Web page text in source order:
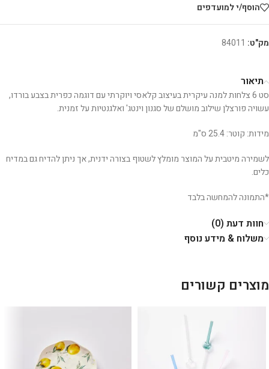
הוסף/י למועדפים
מק"ט: 84011
תיאור
סט 6 צלחות למנה עיקרית בעיצוב קלאסי ויוקרתי עם דוגמה כפרית בצבע בורדו,
עשויה פורצלן שילוב מושלם של סגנון וינטג' ואלגנטיות על זמנית.
מידות: קוטר: 25.4 ס"מ
לשמירה מיטבית על המוצר מומלץ לשטוף בצורה ידנית, אך ניתן להדיח גם במדיח
כלים.
*התמונה להמחשה בלבד
חוות דעת (0)
משלוח & מידע נוסף
מוצרים קשורים